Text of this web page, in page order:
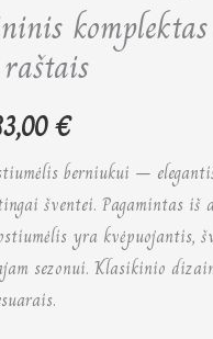
€
berniukui –
šventei. Pagamintas iš
yra kvėpuojantis,
sezonui. Klasikinio